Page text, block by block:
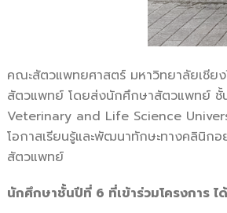
คณะสัตวแพทยศาสตร์ มหาวิทยาลัยเชีย
สัตวแพทย์ โดยส่งนักศึกษาสัตวแพทย์ ชั้
Veterinary and Life Science
โอกาสเรียนรู้และพัฒนาทักษะทางคลินิก
สัตวแพทย์
นักศึกษาชั้นปีที่ 6 ที่เข้าร่วมโครงการ ไ